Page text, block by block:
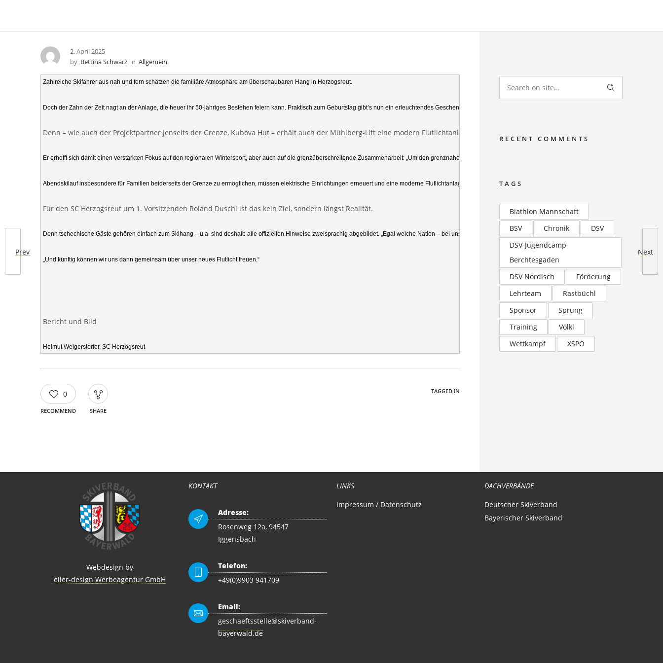
Prev Next
2. April 2025
by Bettina Schwarz in Allgemein
Zahlreiche Skifahrer aus nah und fern schätzen die familiäre Atmosphäre am überschaubaren Hang in Herzogsreut.
Doch der Zahn der Zeit nagt an der Anlage, die heuer ihr 50-jähriges Bestehen feiern kann. Praktisch zum Geburtstag gibt’s nun ein erleuchtendes Geschenk an die Gemeinde Hinterschmiding und den ehrenamtlichen Betreiber,
Denn – wie auch der Projektpartner jenseits der Grenze, Kubova Hut – erhält auch der Mühlberg-Lift eine modern Flutlichtanlage, wie Euregio-Geschäftsführer Kaspar Sammer erklärt.
Er erhofft sich damit einen verstärkten Fokus auf den regionalen Wintersport, aber auch auf die grenzüberschreitende Zusammenarbeit: „Um den grenznahen Lift wieder auf Vordermann zu bringen und attraktiven
Abendskilauf insbesondere für Familien beiderseits der Grenze zu ermöglichen, müssen elektrische Einrichtungen erneuert und eine moderne Flutlichtanlage installiert werden.“
Für den SC Herzogsreut um 1. Vorsitzenden Roland Duschl ist das kein Ziel, sondern längst Realität.
Denn tschechische Gäste gehören einfach zum Skihang – u.a. sind deshalb alle offiziellen Hinweise zweisprachig abgebildet. „Egal welche Nation – bei uns ist jeder willkommen“, macht der SC-Chef deutlich.
„Und künftig können wir uns dann gemeinsam über unser neues Flutlicht freuen.“
Bericht und Bild
Helmut Weigerstorfer, SC Herzogsreut
0
RECOMMEND SHARE
TAGGED IN
RECENT COMMENTS
TAGS
Biathlon Mannschaft
BSV
Chronik
DSV
DSV-Jugendcamp-
Berchtesgaden
DSV Nordisch
Förderung
Lehrteam
Rastbüchl
Sponsor
Sprung
Training
Völkl
Wettkampf
XSPO
Webdesign by
eller-design Werbeagentur GmbH
KONTAKT
Adresse:
Rosenweg 12a, 94547
Iggensbach
Telefon:
+49(0)9903 941709
Email:
geschaeftsstelle@skiverband-
bayerwald.de
LINKS
Impressum / Datenschutz
DACHVERBÄNDE
Deutscher Skiverband
Bayerischer Skiverband